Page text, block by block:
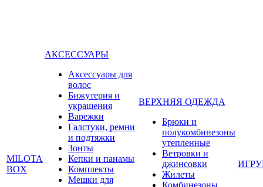
MILOTA
BOX
АКСЕССУАРЫ
Аксессуары для
волос
Бижутерия и
украшения
Варежки
Галстуки, ремни
и подтяжки
Зонты
Кепки и панамы
Комплекты
Мешки для
ВЕРХНЯЯ ОДЕЖДА
Брюки и
полукомбинезоны
утепленные
Ветровки и
джинсовки
Жилеты
Комбинезоны